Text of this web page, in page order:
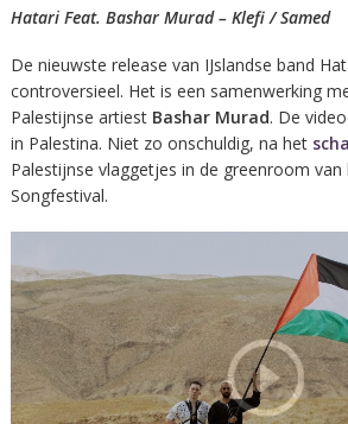
Hatari Feat. Bashar Murad – Klefi / Samed
De nieuwste release van IJslandse band
controversieel. Het is een samenwerking
Palestijnse artiest Bashar Murad. De
in Palestina. Niet zo onschuldig, na het
Palestijnse vlaggetjes in de greenroom
Songfestival.